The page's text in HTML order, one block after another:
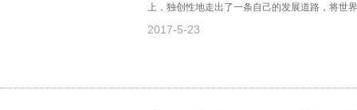
上，独创性地走出了一条自己的发展道路，将世
2017-5-23